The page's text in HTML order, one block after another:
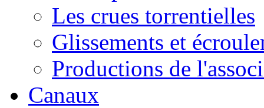
Les crues torrentielles
Glissements et
Productions de
Canaux